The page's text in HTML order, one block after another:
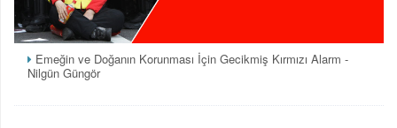
Emeğin ve Doğanın Korunması İçin Gecikmiş Kırmızı Alarm -
Nilgün Güngör